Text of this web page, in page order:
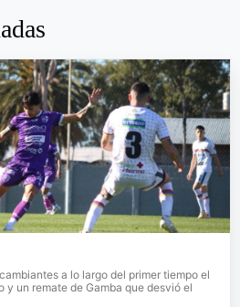
a lo largo del primer tiempo el
un remate de Gamba que desvió el